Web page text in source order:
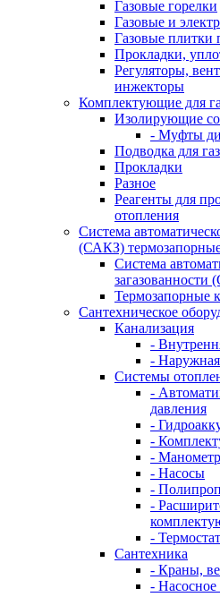
Газовые горелки
Газовые и
Газовые плитки
Прокладки,
Регуляторы,
инжекторы
Комплектующие для
Изолирующие
- Муфты
Подводка для
Прокладки
Разное
Реагенты для
отопления
Система
(САКЗ)
Система
загазованности
Термозапорные
Сантехническое
Канализация
-
-
Системы
-
давления
-
-
-
- Насосы
-
-
-
Сантехника
- Краны,
- Насосное